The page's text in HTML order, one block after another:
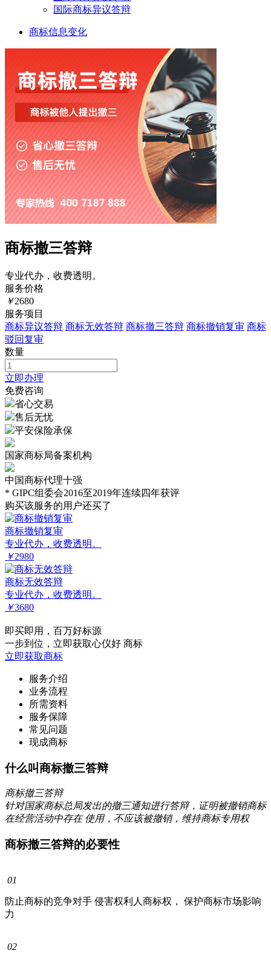
国际商标异议答辩
商标信息变化
商标撤三答辩
专业代办，收费透明。
服务价格
￥2680
服务项目
商标异议答辩 商标无效答辩 商标撤三答辩 商标撤销复审 商标
驳回复审
数量
立即办理
免费咨询
省心交易
售后无忧
平安保险承保
国家商标局备案机构
中国商标代理十强
* GIPC组委会2016至2019年连续四年获评
购买该服务的用户还买了
商标撤销复审
专业代办，收费透明。
￥2980
商标无效答辩
专业代办，收费透明。
￥3680
即买即用，百万好标源
一步到位，立即获取心仪好 商标
立即获取商标
服务介绍
业务流程
所需资料
服务保障
常见问题
现成商标
什么叫商标撤三答辩
商标撤三答辩
针对国家商标总局发出的撤三通知进行答辩，证明被撤销商标
在经营活动中存在 使用，不应该被撤销，维持商标专用权
商标撤三答辩的必要性
01
防止商标的竞争对手 侵害权利人商标权， 保护商标市场影响
力
02